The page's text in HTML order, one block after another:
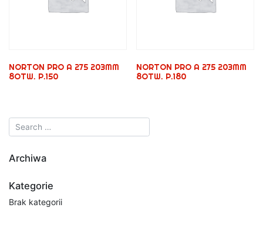
NORTON PRO A 275 203MM
8OTW. P.150
NORTON PRO A 275 203MM
8OTW. P.180
Archiwa
Kategorie
Brak kategorii